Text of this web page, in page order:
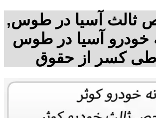
ثالث آسیا در طوس,
خودرو آسیا در طوس
کسر از حقوق